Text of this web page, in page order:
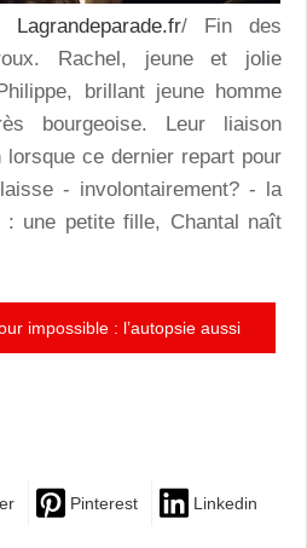
Lagrandeparade.fr/ Fin des
Rachel, jeune et jolie
brillant jeune homme
bourgeoise. Leur liaison
ce dernier repart pour
- involontairement? - la
: une petite fille, Chantal naît
impossible : l’autopsie aussi
Pinterest Linkedin